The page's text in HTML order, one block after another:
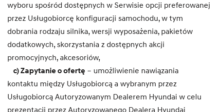
wyboru spośród dostępnych w Serwisie opcji preferowanej
przez Usługobiorcę konfiguracji samochodu, w tym
dobrania rodzaju silnika, wersji wyposażenia, pakietów
dodatkowych, skorzystania z dostępnych akcji
promocyjnych, akcesoriów,
c) Zapytanie o ofertę – umożliwienie nawiązania
kontaktu między Usługobiorcą a wybranym przez
Usługobiorcą Autoryzowanym Dealerem Hyundai w celu
prezentacji przez Autoryzowanego Dealera Hyundai